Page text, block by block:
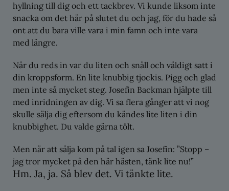
hyllning till dig och ett tackbrev. Vi kunde liksom inte
snacka om det här på slutet du och jag, för du hade så
ont att du bara ville vara i min famn och inte vara
med längre.
När du reds in var du liten och snäll och väldigt satt i
din kroppsform. En lite knubbig tjockis. Pigg och glad
men inte så mycket steg. Josefin Backman hjälpte till
med inridningen av dig. Vi sa flera gånger att vi nog
skulle sälja dig eftersom du kändes lite liten i din
knubbighet. Du valde gärna tölt.
Men när att sälja kom på tal igen sa Josefin: ”Stopp –
jag tror mycket på den här hästen, tänk lite nu!”
Hm. Ja, ja. Så blev det. Vi tänkte lite.